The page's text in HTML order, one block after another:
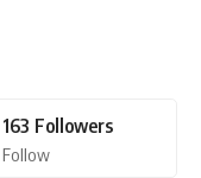
163 Followers
Follow